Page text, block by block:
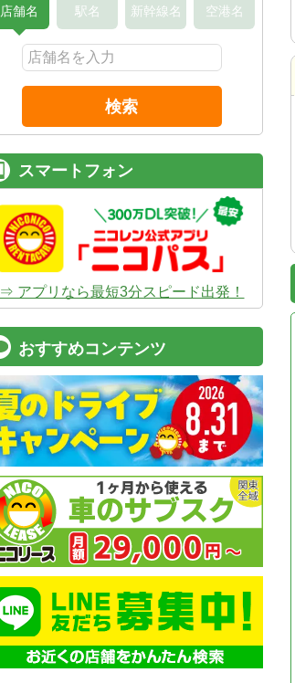
店舗名 駅名 新幹線名 空港名
検索
スマートフォン
⇒ アプリなら最短3分スピード出発！
おすすめコンテンツ